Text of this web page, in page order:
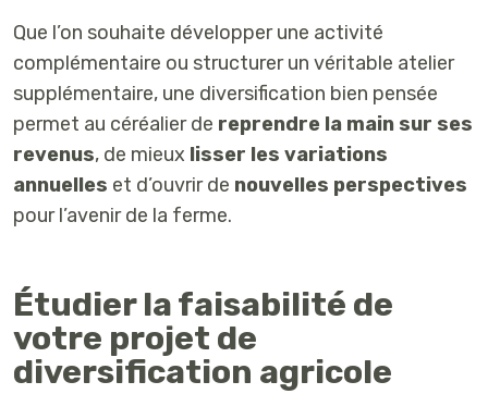
Que l’on souhaite développer une activité
complémentaire ou structurer un véritable atelier
supplémentaire, une diversification bien pensée
permet au céréalier de reprendre la main sur ses
revenus, de mieux lisser les variations
annuelles et d’ouvrir de nouvelles perspectives
pour l’avenir de la ferme.
Étudier la faisabilité de
votre projet de
diversification agricole